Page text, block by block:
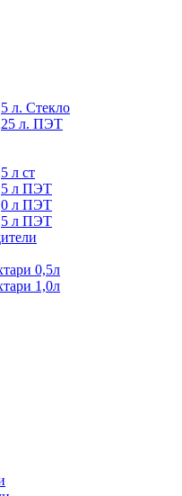
л. Стекло
л. ПЭТ
л ст
л ПЭТ
л ПЭТ
л ПЭТ
0,5л
1,0л